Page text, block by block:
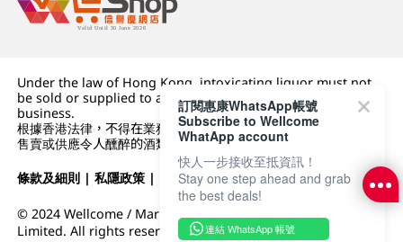
Under the law of Hong Kong, intoxicating liquor must not
be sold or supplied to a minor (under 18) in the course of
business.
根據香港法律，不得在業務過程中，向未成年人 (18 歲以下人士)
售賣或供應令人醺醉的酒類。
條款及細則 |私隱政策 | DFI零售集團
© 2024 Wellcome / Market Place. The Dairy Farm Company
Limited. All rights reserved.
訂閱惠康WhatsApp帳號
Subscribe to Wellcome
WhatApp account
快人一步接收至抵資訊！
Stay one step ahead and grab
the best deals!
連結 WhatsApp 帳號